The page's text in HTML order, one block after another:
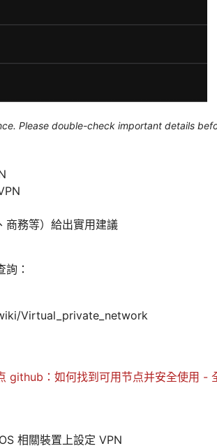
Please double-check important details
商務等）給出實用建議
：
Virtual_private_network
github：如何找到可用节点并安全使用 -
相關裝置上設定 VPN